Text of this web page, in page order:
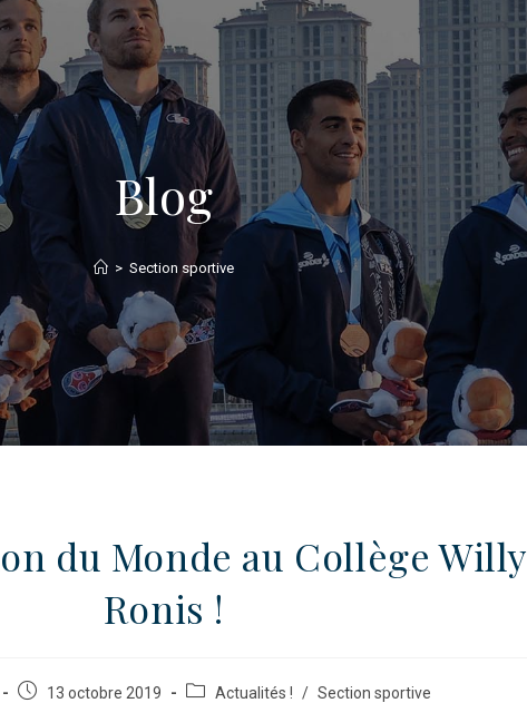
Blog
> Section sportive
du Monde au Collège Willy
Ronis !
13 octobre 2019 Actualités ! / Section sportive